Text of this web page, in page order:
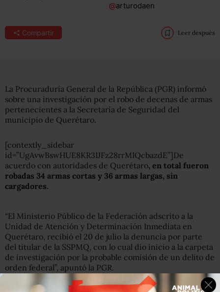
@arturodaen
Compartir Leer después
La Procuraduría General de la República (PGR) informó
sobre una investigación por el robo de decenas de armas
pertenecientes a la Secretaría de Seguridad del
municipio de Querétaro.
[contextly_sidebar
id=”UgAvwBswHUE8KR3IJFz28rrMIQcbazdE”]De
acuerdo con autoridades de Querétaro, en total fueron
robadas 34 armas cortas y 36 armas largas, sin
cargadores.
“El Ministerio Público de la Federación adscrito a la
Unidad de Atención y Determinación Inmediata en
Querétaro, recibió el 20 de julio la denuncia por parte
del titular de la SSPMQ, con lo cual dio inicio a la carpeta
de investigación por la probable comisión de un delito de
orden federal”, apuntó la PGR.